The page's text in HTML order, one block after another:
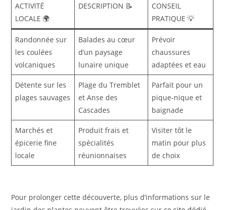
ACTIVITÉ
LOCALE 🌍
DESCRIPTION 📝
CONSEIL
PRATIQUE 💡
Randonnée sur
les coulées
volcaniques
Balades au cœur
d’un paysage
lunaire unique
Prévoir
chaussures
adaptées et eau
Détente sur les
plages sauvages
Plage du Tremblet
et Anse des
Cascades
Parfait pour un
pique-nique et
baignade
Marchés et
épicerie fine
locale
Produit frais et
spécialités
réunionnaises
Visiter tôt le
matin pour plus
de choix
Pour prolonger cette découverte, plus d’informations sur le